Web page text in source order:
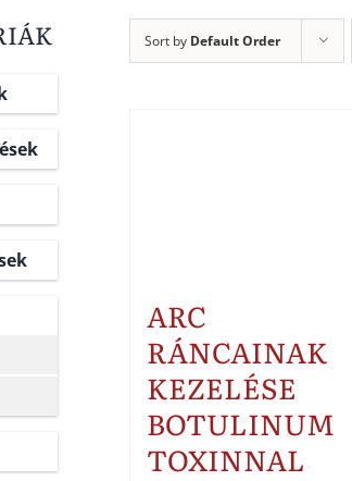
Sort by Default Order
ARC
RÁNCAINAK
KEZELÉSE
BOTULINUM
TOXINNAL